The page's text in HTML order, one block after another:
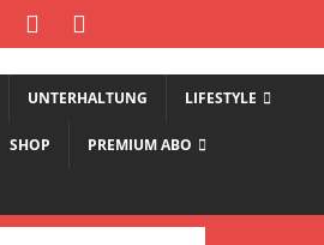
UNTERHALTUNG LIFESTYLE
SHOP PREMIUM ABO